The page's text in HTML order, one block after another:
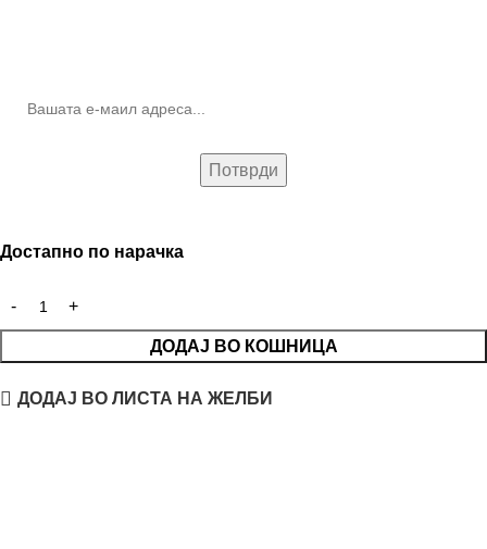
Достапно по нарачка
ДОДАЈ ВО КОШНИЦА
ДОДАЈ ВО ЛИСТА НА ЖЕЛБИ